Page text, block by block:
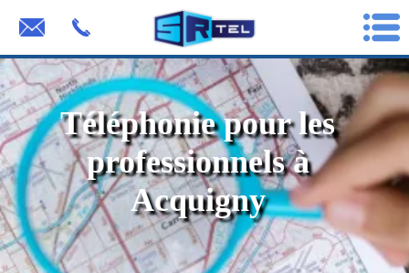
Téléphonie pour les
professionnels à
Acquigny